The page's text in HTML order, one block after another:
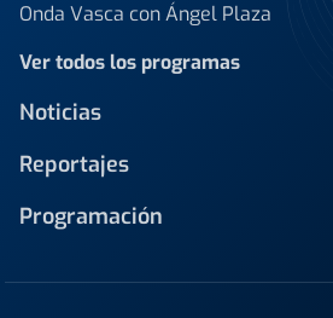
Onda Vasca con Ángel Plaza
Ver todos los programas
Noticias
Reportajes
Programación